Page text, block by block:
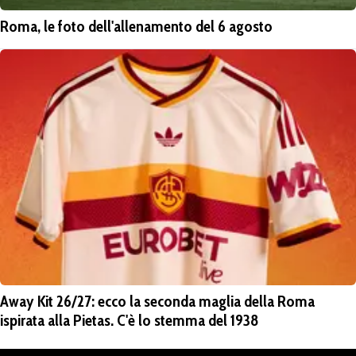
Roma, le foto dell'allenamento del 6 agosto
Away Kit 26/27: ecco la seconda maglia della Roma
ispirata alla Pietas. C'è lo stemma del 1938